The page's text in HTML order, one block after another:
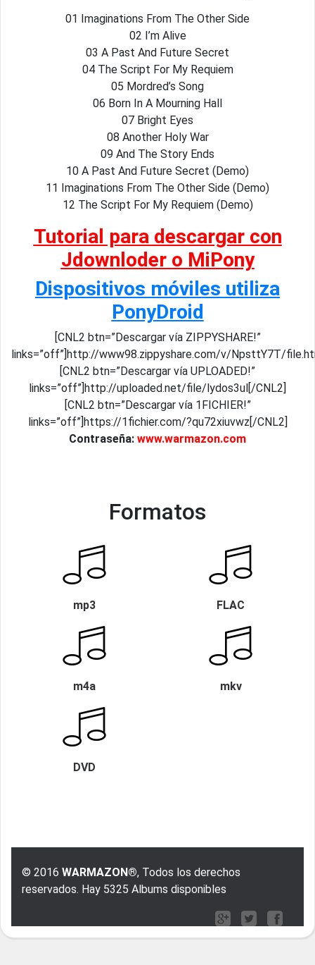
01 Imaginations From The Other Side
02 I’m Alive
03 A Past And Future Secret
04 The Script For My Requiem
05 Mordred’s Song
06 Born In A Mourning Hall
07 Bright Eyes
08 Another Holy War
09 And The Story Ends
10 A Past And Future Secret (Demo)
11 Imaginations From The Other Side (Demo)
12 The Script For My Requiem (Demo)
Tutorial para descargar con
Jdownloder o MiPony
Dispositivos móviles utiliza
PonyDroid
[CNL2 btn=”Descargar vía ZIPPYSHARE!”
links=”off”]http://www98.zippyshare.com/v/NpsttY7T/
[CNL2 btn=”Descargar vía UPLOADED!”
links=”off”]http://uploaded.net/file/lydos3ul[/CNL2]
[CNL2 btn=”Descargar vía 1FICHIER!”
links=”off”]https://1fichier.com/?qu72xiuvwz[/CNL2]
Contraseña: www.warmazon.com
Formatos
mp3 FLAC
m4a mkv
DVD
© 2016 WARMAZON®, Todos los derechos
reservados. Hay 5325 Albums disponibles